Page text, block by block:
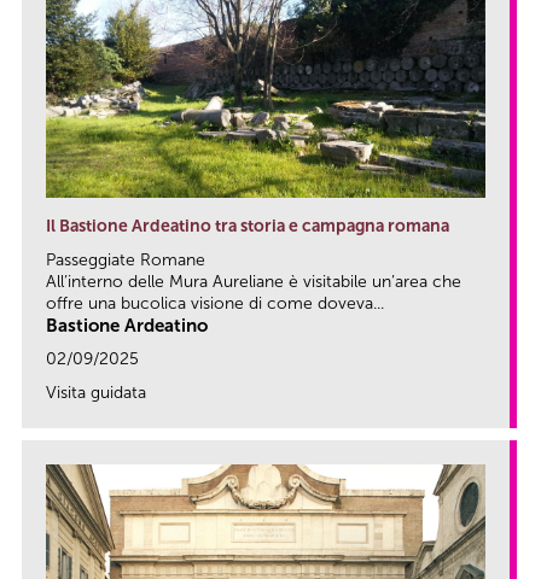
Il Bastione Ardeatino tra storia e campagna romana
Passeggiate Romane
All’interno delle Mura Aureliane è visitabile un’area che
offre una bucolica visione di come doveva...
Bastione Ardeatino
02/09/2025
Visita guidata